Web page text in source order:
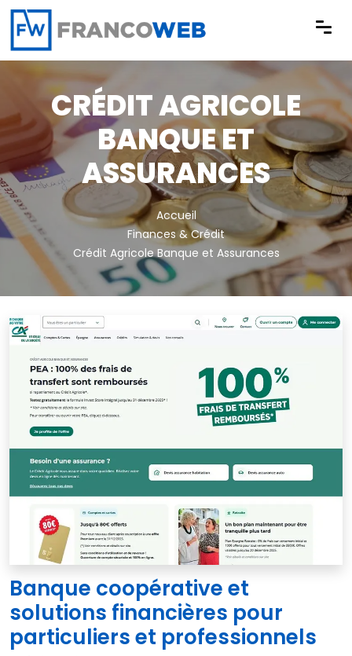
Panneau de gestion des cookies
CRÉDIT AGRICOLE
BANQUE ET
ASSURANCES
Accueil
Finances & Crédit
Crédit Agricole Banque et Assurances
Banque coopérative et
solutions financières pour
particuliers et professionnels